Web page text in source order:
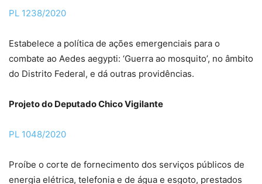
PL 1238/2020
Estabelece a política de ações emergenciais para o
combate ao Aedes aegypti: ‘Guerra ao mosquito’, no âmbito
do Distrito Federal, e dá outras providências.
Projeto do Deputado Chico Vigilante
PL 1048/2020
Proíbe o corte de fornecimento dos serviços públicos de
energia elétrica, telefonia e de água e esgoto, prestados